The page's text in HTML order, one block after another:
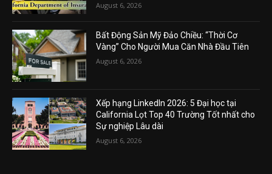
August 6, 2026
Bất Động Sản Mỹ Đảo Chiều: “Thời Cơ
Vàng” Cho Người Mua Căn Nhà Đầu Tiên
August 6, 2026
Xếp hạng LinkedIn 2026: 5 Đại học tại
California Lọt Top 40 Trường Tốt nhất cho
Sự nghiệp Lâu dài
August 6, 2026